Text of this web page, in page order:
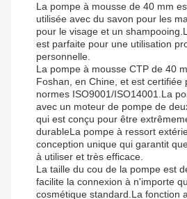
La pompe à mousse de 40 mm
utilisée avec du savon pour les
pour le visage et un
est parfaite pour une utilisation
personnelle.
La pompe à mousse CTP de 40
Foshan, en Chine, et est certifiée
normes ISO9001/ISO14001.La
avec un moteur de pompe de
qui est conçu pour être
durableLa pompe à ressort
conception unique qui garantit
à utiliser et très efficace.
La taille du cou de la pompe est
facilite la connexion à n'importe
cosmétique standard.La fonction